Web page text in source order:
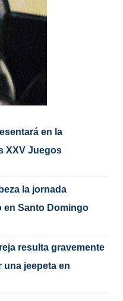
en la
XXV Juegos
la jornada
en Santo Domingo
resulta gravemente
una jeepeta en